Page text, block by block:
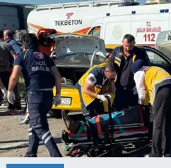
Medya
Mizah
Röportaj
Teknoloji